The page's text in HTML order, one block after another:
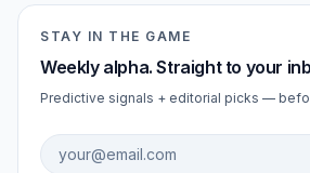
STAY IN THE GAME
Weekly alpha. Straight to your
Predictive signals + editorial picks —
Email address